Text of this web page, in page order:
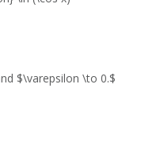
$\varepsilon \to 0.$